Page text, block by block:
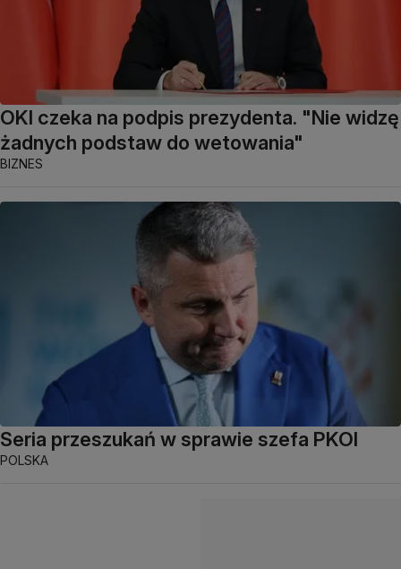
OKI czeka na podpis prezydenta. "Nie widzę
żadnych podstaw do wetowania"
BIZNES
Seria przeszukań w sprawie szefa PKOl
POLSKA